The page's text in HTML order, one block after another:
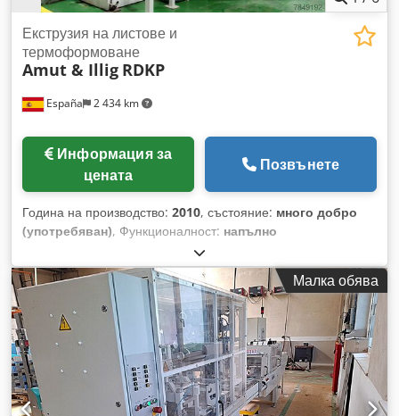
España 2 434 km
Екструзия на листове и
термоформоване
Amut & Illig RDKP
Информация за
цената
Позвънете
Година на производство: 2010, състояние: много добро
(употребяван), Функционалност: напълно
, КОМПЛЕКСНА ЛИНИЯ ЗА ЕКСТРУДИРАНЕ
НА ФОЛИО AMUT И ТЕРМОФОРМОВАНЕ ILLIG Линия за
екструдиране на фолио AMUT: Максимална работна
скорост 30 м/мин Основен екструдер (слой A) EA100 / 35D
Десен коекструдер (слой B) EA600 / 33D Обработвани
материали: PP, PS или HIPS Часова производителност до
450 кг/ч Максимална полезна ширина 720 мм Дебелина на
фолиото мин./макс. 0,15 / 1,8 мм Екструзионна глава за
фолио Amut Каландър с ширина 1000 мм Диаметър на
Малка обява